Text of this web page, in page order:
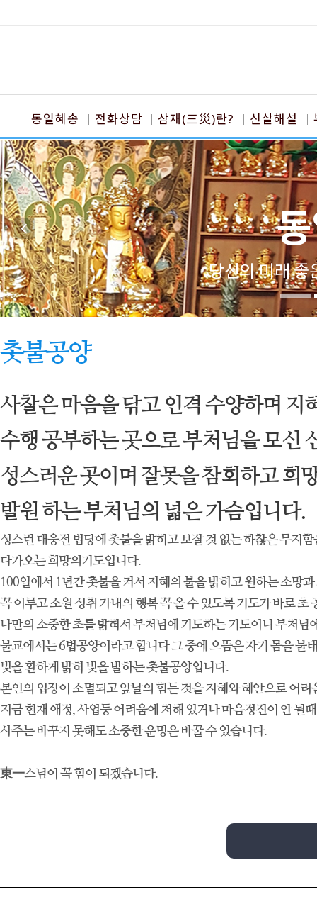
동일혜송 전화상담 삼재(三災)란? 신살해설
당신의 미래 좋
촛불공양
사찰은 마음을 닦고 인격 수양하며 지
수행 공부하는 곳으로 부처님을 모신
성스러운 곳이며 잘못을 참회하고 희
발원 하는 부처님의 넓은 가슴입니다.
성스런 대웅전 법당에 촛불을 밝히고 보잘 것 없는 하찮은 무지
다가오는 희망의기도입니다.
100일에서 1년간 촛불을 켜서 지혜의 불을 밝히고 원하는 소망
꼭 이루고 소원 성취 가내의 행복 꼭 올 수 있도록 기도가 바로 초
나만의 소중한 초를 밝혀서 부처님에 기도하는 기도이니 부처님
불교에서는 6법공양이라고 합니다 그 중에 으뜸은 자기 몸을 불
빛을 환하게 밝혀 빛을 발하는 촛불공양입니다.
본인의 업장이 소멸되고 앞날의 힘든 것을 지혜와 혜안으로 어려
지금 현재 애정, 사업등 어려움에 처해 있거나 마음정진이 안 될
사주는 바꾸지 못해도 소중한 운명은 바꿀 수 있습니다.
東一스님이 꼭 힘이 되겠습니다.